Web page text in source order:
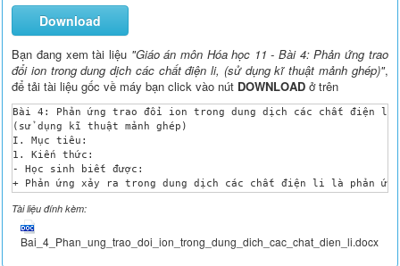
Download
Bạn đang xem tài liệu "Giáo án môn Hóa học 11 - Bài 4: Phản ứng trao
đổi ion trong dung dịch các chất điện li, (sử dụng kĩ thuật mảnh ghép)",
để tải tài liệu gốc về máy bạn click vào nút DOWNLOAD ở trên
Bài 4: Phản ứng trao đổi ion trong dung dịch các chất điện li.
(sử dụng kĩ thuật mảnh ghép)
I. Mục tiêu:
1. Kiến thức:
- Học sinh biết được:
+ Phản ứng xảy ra trong dung dịch các chất điện li là phản
+ Điều kiện để xảy ra phản ứng trao đổi ion trong dung
Chất kết tủa
Chất khí
Chất điện li yếu
Tài liệu đính kèm:
Bai_4_Phan_ung_trao_doi_ion_trong_dung_dich_cac_chat_dien_li.docx